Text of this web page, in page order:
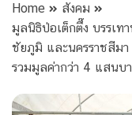
Home
สังคม
มูลนิธิป่อเต็กตึ๊ง บรรเท
ชัยภูมิ และนครราชสีมา
รวมมูลค่ากว่า 4 แสนบ